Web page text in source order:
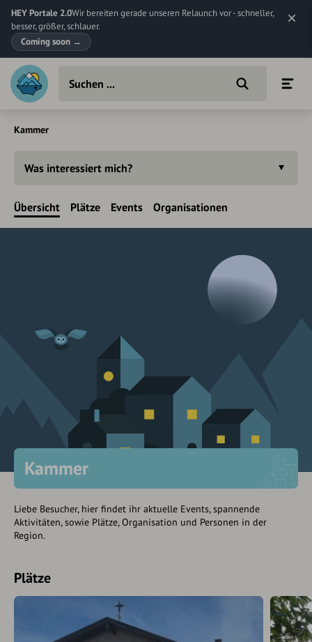
HEY Portale 2.0Wir bereiten gerade unseren Relaunch vor - schneller,
besser, größer, schlauer.
Coming soon →
Kammer
Was interessiert mich?
Übersicht Plätze Events Organisationen
Kammer
Liebe Besucher, hier findet ihr aktuelle Events, spannende
Aktivitäten, sowie Plätze, Organisation und Personen in der
Region.
Plätze